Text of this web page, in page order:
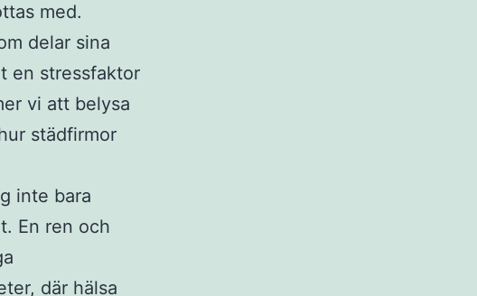
med.
delar sina
en stressfaktor
vi att belysa
städfirmor
inte bara
En ren och
där hälsa